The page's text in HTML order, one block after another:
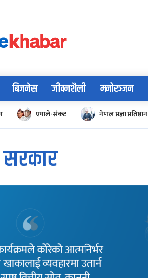
बिजनेस जीवनशैली मनोरञ्जन
एमाले-संकट नेपाल प्रज्ञा प्रतिष्ठान
सरकार